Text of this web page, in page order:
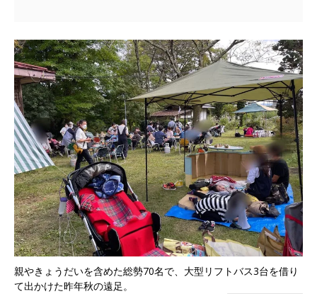
親やきょうだいを含めた総勢70名で、大型リフトバス3台を借り
て出かけた昨年秋の遠足。